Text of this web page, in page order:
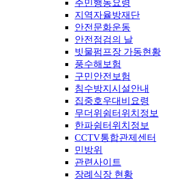
주민행동요령
지역자율방재단
안전문화운동
안전점검의 날
빗물펌프장 가동현황
풍수해보험
구민안전보험
침수방지시설안내
집중호우대비요령
무더위쉼터위치정보
한파쉼터위치정보
CCTV통합관제센터
민방위
관련사이트
장례식장 현황